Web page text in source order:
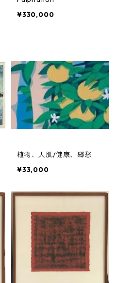
¥330,000
植物、人肌/健康、郷愁
¥33,000